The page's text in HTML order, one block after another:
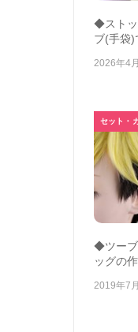
◆ストッ
ブ(手袋
2026年4
セット・
◆ツーブ
ッグの
2019年7